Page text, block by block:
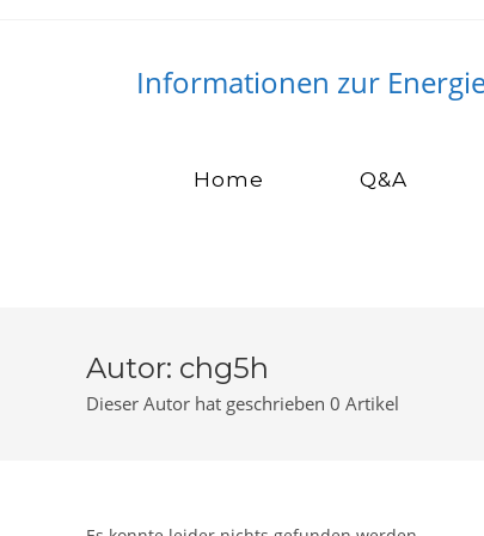
Informationen zur
Home Q&A
Autor: chg5h
Dieser Autor hat geschrieben 0 Artikel